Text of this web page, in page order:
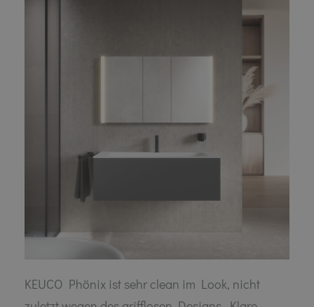
KEUCO Phönix ist sehr clean im Look, nicht